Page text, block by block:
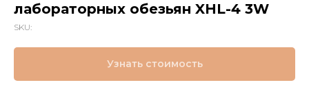
лабораторных обезьян XHL-4 3W
SKU:
Узнать стоимость